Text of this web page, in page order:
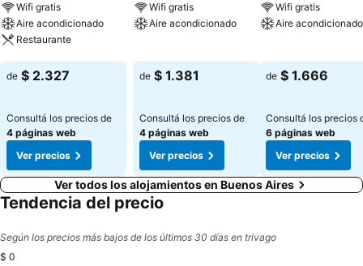
Wifi gratis
Aire acondicionado
Restaurante
Ver precios
de $ 2.327
Consultá los precios de
4 páginas web
Ver precios
Wifi gratis
Aire acondicionado
de $ 1.381
Consultá los precios de
4 páginas web
Ver precios
Wifi gratis
Aire acondicionado
de $ 1.666
Consultá los precios
6 páginas web
Ver precios
Ver todos los alojamientos en Buenos Aires
Tendencia del precio
Según los precios más bajos de los últimos 30 días en trivago
$ 0